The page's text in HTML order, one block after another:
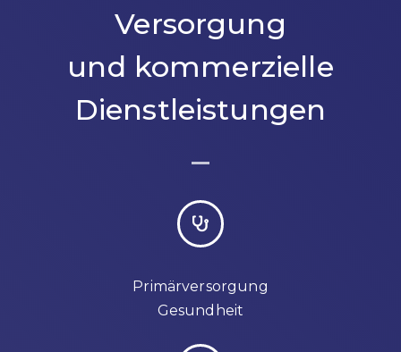
Versorgung
und kommerzielle
Dienstleistungen
Primärversorgung
Gesundheit